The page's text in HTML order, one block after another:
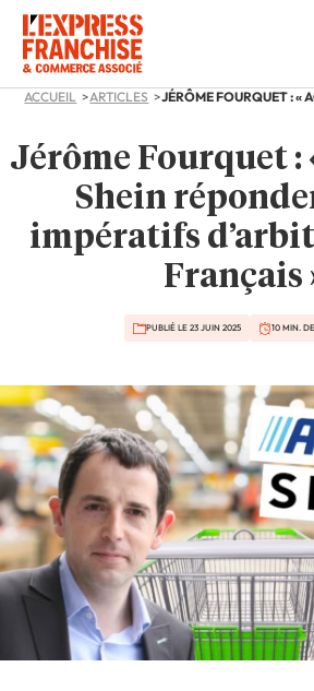
ACCUEIL ARTICLES
Jérôme Fourquet :
Shein
impératifs
Français
PUBLIÉ LE 23 JUIN 2025 10 MIN.